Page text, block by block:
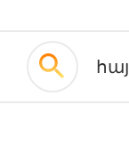
հայ